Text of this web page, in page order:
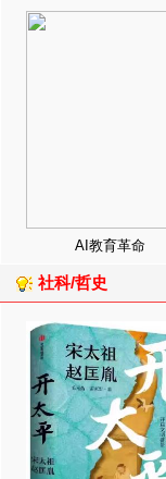
AI教育革命
社科/哲史